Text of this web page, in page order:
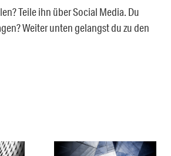
Teile ihn über Social Media. Du
Weiter unten gelangst du zu den